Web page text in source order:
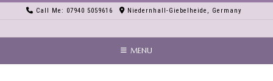
Call Me: 07940 5059616 Niedernhall-Giebelheide, Germany
MENU